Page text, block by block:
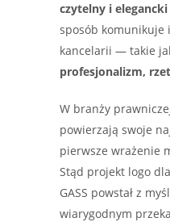
czytelny i
sposób komunikuje
kancelarii — takie
profesjonalizm,
W branży
powierzają swoje
pierwsze wrażenie
Stąd projekt logo
GASS powstał z
wiarygodnym